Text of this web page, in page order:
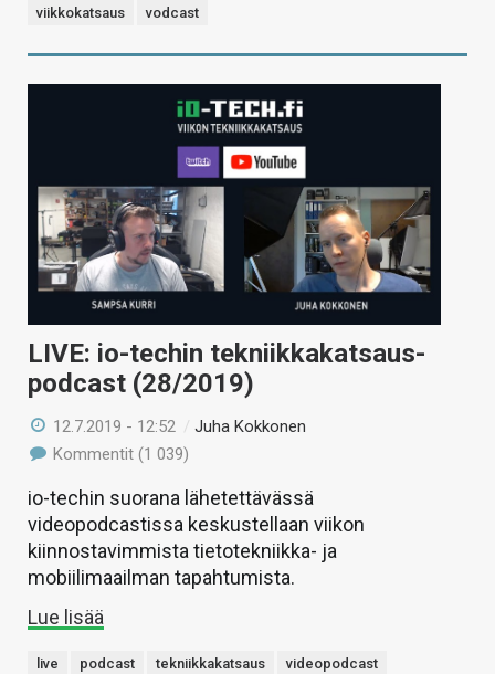
viikkokatsaus vodcast
LIVE: io-techin tekniikkakatsaus-
podcast (28/2019)
12.7.2019 - 12:52 /Juha Kokkonen
Kommentit (1 039)
io-techin suorana lähetettävässä
videopodcastissa keskustellaan viikon
kiinnostavimmista tietotekniikka- ja
mobiilimaailman tapahtumista.
Lue lisää
live podcast tekniikkakatsaus
videopodcast